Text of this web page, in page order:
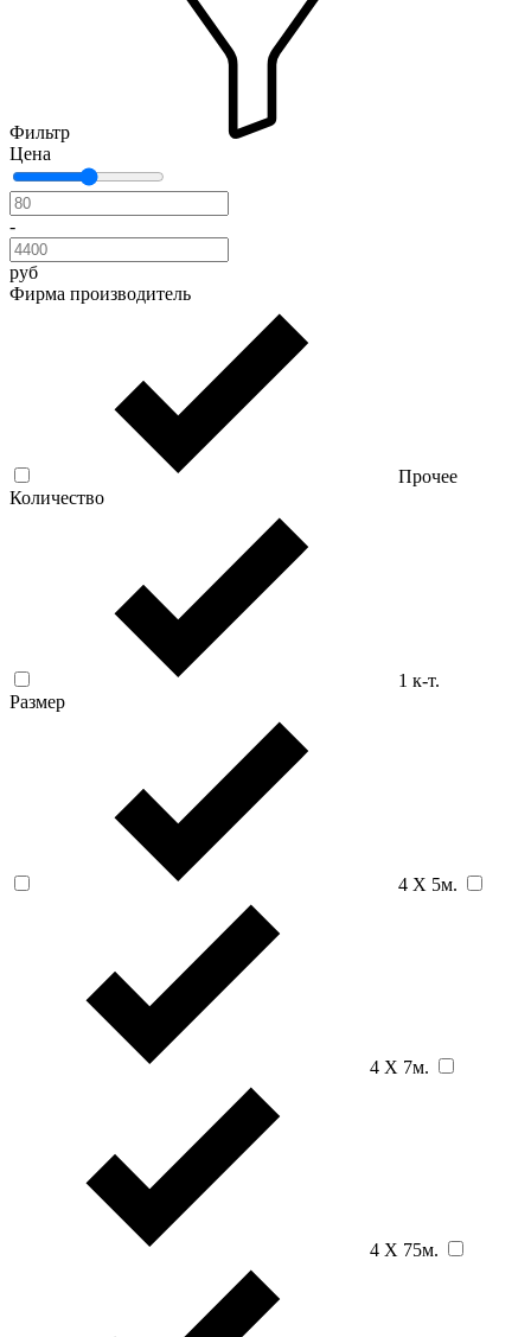
Фильтр
Цена
-
руб
Фирма производитель
Прочее
Количество
1 к-т.
Размер
4 Х 5м.
4 Х 7м.
4 Х 75м.